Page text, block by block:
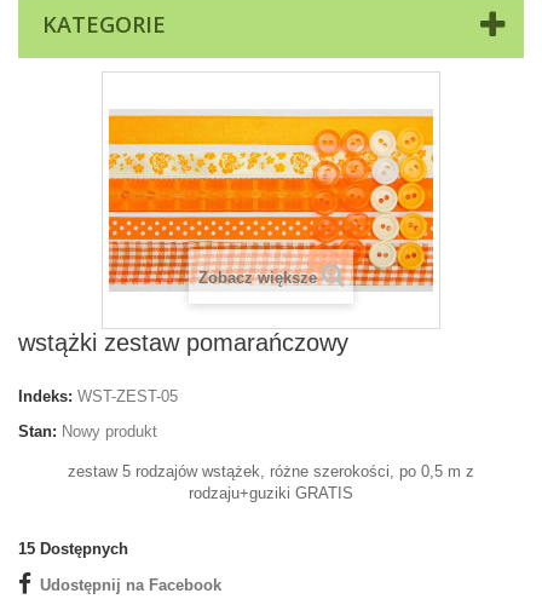
KATEGORIE
Zobacz większe
wstążki zestaw pomarańczowy
Indeks: WST-ZEST-05
Stan: Nowy produkt
zestaw 5 rodzajów wstążek, różne szerokości, po 0,5 m z
rodzaju+guziki GRATIS
15 Dostępnych
Udostępnij na Facebook